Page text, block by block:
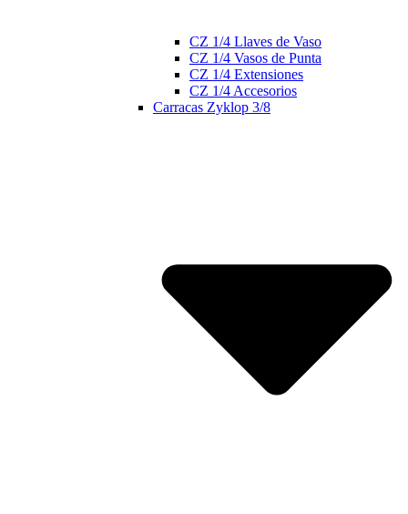
CZ 1/4 Llaves de Vaso
CZ 1/4 Vasos de Punta
CZ 1/4 Extensiones
CZ 1/4 Accesorios
Carracas Zyklop 3/8